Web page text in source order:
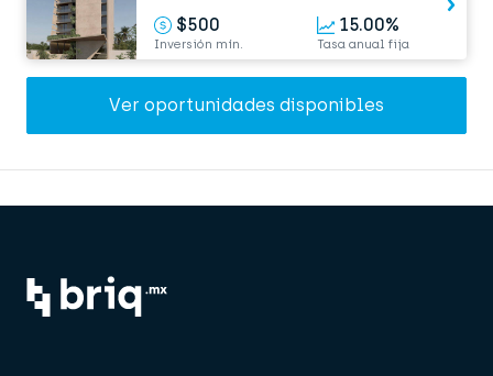
$500
Inversión mín.
15.00%
Tasa anual fija
Ver oportunidades disponibles